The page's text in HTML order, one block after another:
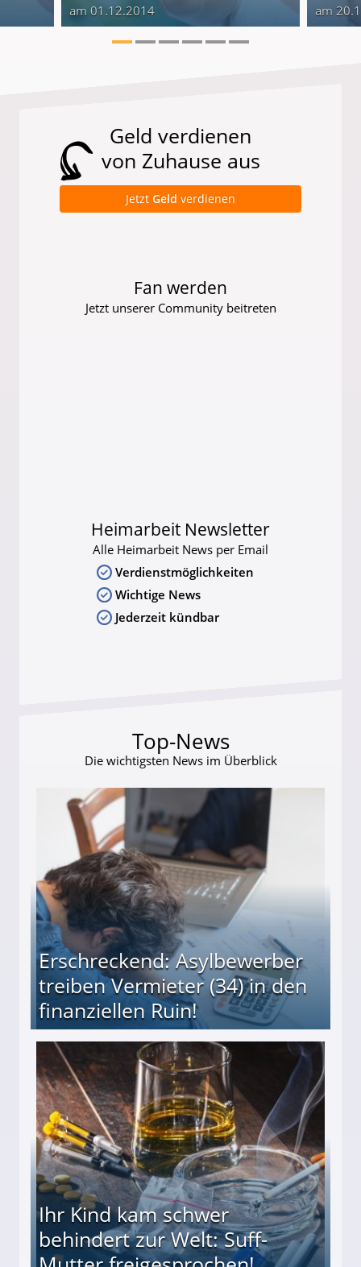
am 01.12.2014 am
Geld verdienen
von Zuhause aus
Jetzt Geld verdienen
Fan werden
Jetzt unserer Community beitreten
Heimarbeit Newsletter
Alle Heimarbeit News per Email
Verdienstmöglichkeiten
Wichtige News
Jederzeit kündbar
Top-News
Die wichtigsten News im Überblick
Erschreckend: Asylbewerber
treiben Vermieter (34) in den
finanziellen Ruin!
(34) in den finanziellen Ruin!
Ihr Kind kam schwer
behindert zur Welt: Suff-